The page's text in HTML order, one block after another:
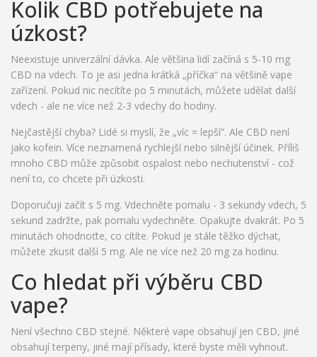
Kolik CBD potřebujete na
úzkost?
Neexistuje univerzální dávka. Ale většina lidí začíná s 5-10 mg
CBD na vdech. To je asi jedna krátká „příčka“ na většině vape
zařízení. Pokud nic necítíte po 5 minutách, můžete udělat další
vdech - ale ne více než 2-3 vdechy do hodiny.
Nejčastější chyba? Lidé si myslí, že „víc = lepší“. Ale CBD není
jako kofein. Více neznamená rychlejší nebo silnější účinek. Příliš
mnoho CBD může způsobit ospalost nebo nechutenství - což
není to, co chcete při úzkosti.
Doporučuji začít s 5 mg. Vdechněte pomalu - 3 sekundy vdech, 5
sekund zadržte, pak pomalu vydechněte. Opakujte dvakrát. Po 5
minutách ohodnoťte, co cítíte. Pokud je stále těžko dýchat,
můžete zkusit další 5 mg. Ale ne více než 20 mg za hodinu.
Co hledat při výběru CBD
vape?
Není všechno CBD stejné. Některé vape obsahují jen CBD, jiné
obsahují terpeny, jiné mají přísady, které byste měli vyhnout.